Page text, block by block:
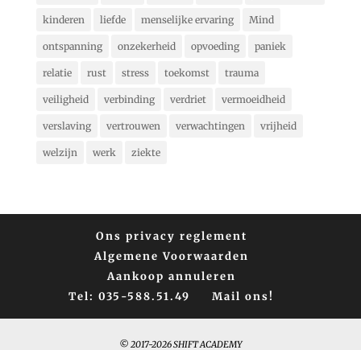
kinderen liefde menselijke ervaring Mind
ontspanning onzekerheid opvoeding paniek
relatie rust stress toekomst trauma
veiligheid verbinding verdriet vermoeidheid
verslaving vertrouwen verwachtingen vrijheid
welzijn werk ziekte
Ons privacy reglement
Algemene Voorwaarden
Aankoop annuleren
Tel: 035-588.51.49
Mail ons!
© 2017-2026 SHIFT ACADEMY